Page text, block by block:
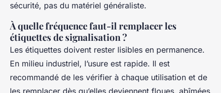
sécurité, pas du matériel généraliste.
À quelle fréquence faut-il remplacer les
étiquettes de signalisation ?
Les étiquettes doivent rester lisibles en permanence.
En milieu industriel, l’usure est rapide. Il est
recommandé de les vérifier à chaque utilisation et de